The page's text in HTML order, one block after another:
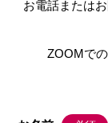
お電話または
ZOOMで